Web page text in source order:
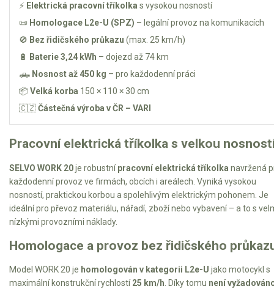
Elektrické tříkolky pro seniory
Elektrické tříkolky pracovní
Elektrické čtyřkolky
Náhradní díly
Náhradní díly pro motorové pily
Řetězové pily
Náhradní díly pro křovinořezy
Náhradní díly pro sekačky
⚡ Elektrická pracovní tříkolka s vysokou nosností
📜 Homologace L2e-U (SPZ) – legální provoz na komunikacích
🚫 Bez řidičského průkazu (max. 25 km/h)
🔋
Baterie 3,24 kWh – dojezd až 74 km
🛻 Nosnost až 450 kg – pro každodenní práci
📦Velká korba 150 × 110 × 30 cm
🇨🇿Částečná výroba v ČR – VARI
Pracovní elektrická tříkolka s velkou
SELVO WORK 20je robustnípracovní elektrická tříkolka navržená
každodenní provoz ve firmách, obcích i areálech. Vyniká vysokou
nosností, praktickou korbou a spolehlivým elektrickým pohonem. Je
ideální pro převoz materiálu, nářadí, zboží nebo vybavení – a to s
nízkými provozními náklady.
Homologace a provoz bez řidičského
Model WORK 20 je homologován v kategorii L2e-U jako motocykl s
maximální konstrukční rychlostí25 km/h. Díky tomu není